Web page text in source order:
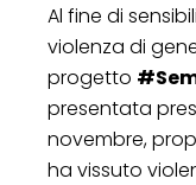
Al fine di
violenza di
progetto
presentata
novembre,
ha vissuto